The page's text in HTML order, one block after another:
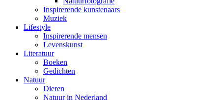
Inspirerende kunstenaars
Muziek
Lifestyle
Inspirerende mensen
Levenskunst
Literatuur
Boeken
Gedichten
Natuur
Dieren
Natuur in Nederland